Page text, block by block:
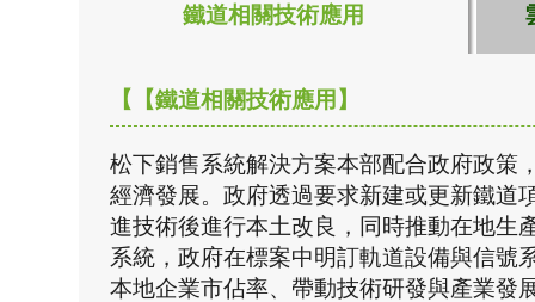
鐵道相關技術應用
【【鐵道相關技術應用】
松下銷售系統解決方案本部配合政府政策
經濟發展。政府透過要求新建或更新鐵道
進技術後進行本土改良，同時推動在地生
系統，政府在標案中明訂軌道設備與信號
本地企業市佔率、帶動技術研發與產業發